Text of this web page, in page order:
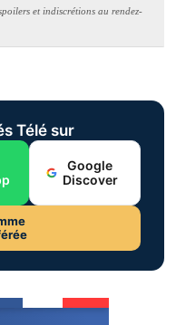
et indiscrétions au rendez-
Télé sur
Google
Discover